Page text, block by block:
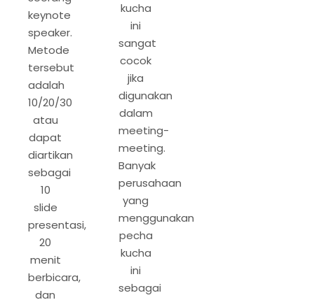
keynote
speaker.
Metode
tersebut
adalah
10/20/30
atau
dapat
diartikan
sebagai
10
slide
presentasi,
20
menit
berbicara,
dan
kucha
ini
sangat
cocok
jika
digunakan
dalam
meeting-
meeting.
Banyak
perusahaan
yang
menggunakan
pecha
kucha
ini
sebagai